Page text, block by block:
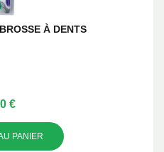
À DENTS
€
PANIER